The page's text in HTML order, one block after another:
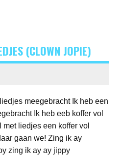
(CLOWN JOPIE)
meegebracht Ik heb een
Ik heb eeb koffer vol
liedjes een koffer vol
gaan we! Zing ik ay
zing ik ay ay jippy